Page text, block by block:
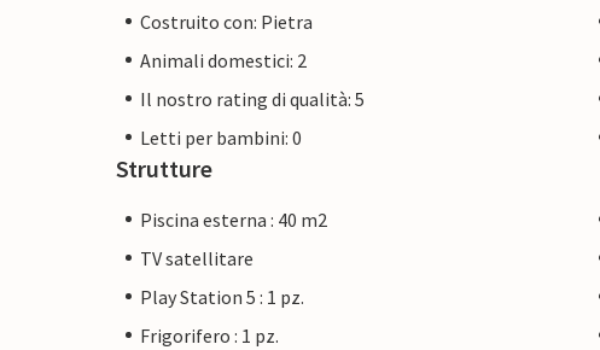
Costruito con: Pietra
Animali domestici: 2
Il nostro rating di qualità: 5
Letti per bambini: 0
Strutture
Piscina esterna : 40 m2
TV satellitare
Play Station 5 : 1 pz.
Frigorifero : 1 pz.